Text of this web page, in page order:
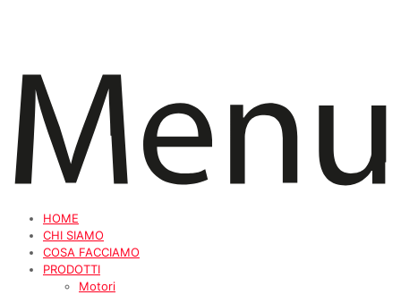
HOME
CHI SIAMO
COSA FACCIAMO
PRODOTTI
Motori